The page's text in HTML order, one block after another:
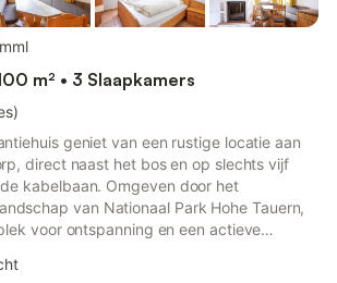
m² • 3 Slaapkamers
)
geniet van een rustige locatie aan
direct naast het bos en op slechts vijf
kabelbaan. Omgeven door het
van Nationaal Park Hohe Tauern,
voor ontspanning en een actieve
en fietspaden. De Wildgerlosvallei